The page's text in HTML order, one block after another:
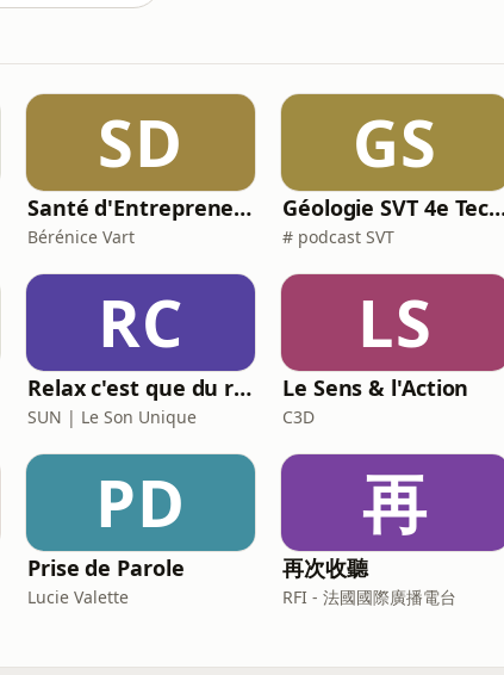
SD
Santé d'Entrepreneurs
Bérénice Vart
GS
Géologie SVT 4e
# podcast SVT
RC
Relax c'est que du rap invite...
SUN | Le Son Unique
LS
Le Sens & l'Action
C3D
PD
Prise de Parole
Lucie Valette
再
再次收聽
RFI - 法國國際廣播電台